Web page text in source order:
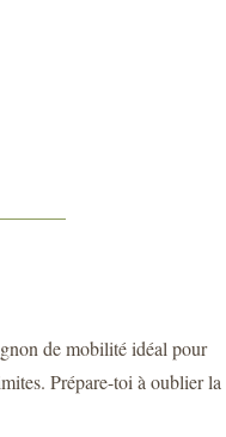
de mobilité idéal pour
Prépare-toi à oublier la